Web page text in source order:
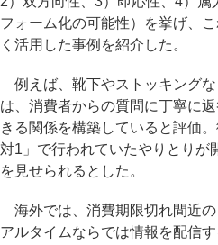
フォーム化の可能性）を挙げ、
く活用した事例を紹介した。
例えば、靴下やストッキング
は、消費者からの質問に丁寧に
きる関係を構築していると評価
対1」で行われていたやりとりが
を見せられるとした。
海外では、消費期限切れ間近の
アルタイムならでは情報を配信